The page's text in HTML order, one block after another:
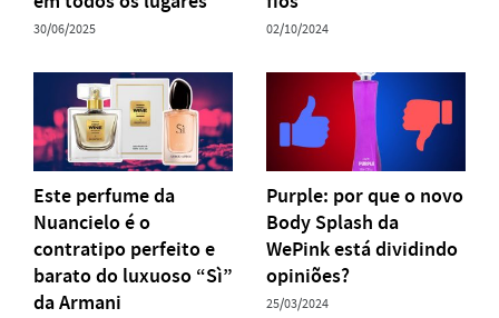
30/06/2025 02/10/2024
Este perfume da
Nuancielo é o
contratipo perfeito e
barato do luxuoso “Sì”
da Armani
Purple: por que o novo
Body Splash da
WePink está dividindo
opiniões?
25/03/2024